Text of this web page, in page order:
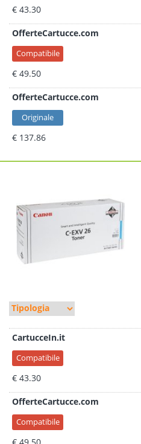
€ 43.30
OfferteCartucce.com
Compatibile
€ 49.50
OfferteCartucce.com
Originale
€ 137.86
CartucceIn.it
Compatibile
€ 43.30
OfferteCartucce.com
Compatibile